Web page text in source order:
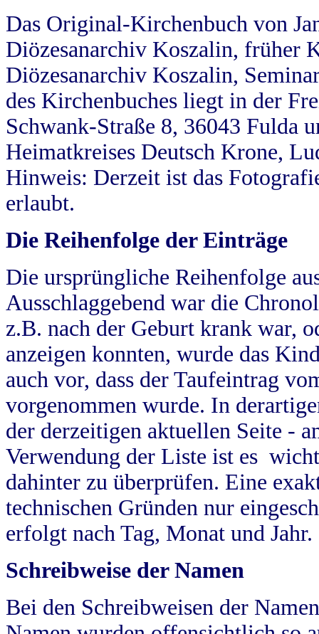
Das Original-Kirchenbuch von
Diözesanarchiv Koszalin, früher
Diözesanarchiv Koszalin,
des Kirchenbuches liegt in der
Schwank-Straße 8, 36043 Fulda
Heimatkreises Deutsch Krone,
Hinweis: Derzeit ist das
erlaubt.
Die Reihenfolge der Einträge
Die ursprüngliche Reihenfolge
Ausschlaggebend war die
z.B. nach der Geburt krank war,
anzeigen konnten, wurde das
auch vor, dass der Taufeintrag
vorgenommen wurde. In
der derzeitigen aktuellen Seite -
Verwendung der Liste ist es
dahinter zu überprüfen. Eine
technischen Gründen nur
erfolgt nach Tag, Monat und Jahr.
Schreibweise der Namen
Bei den Schreibweisen der